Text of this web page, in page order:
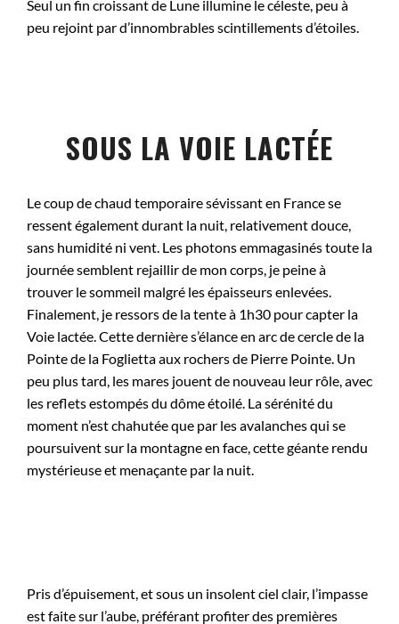
Seul un fin croissant de Lune illumine le céleste, peu à
peu rejoint par d’innombrables scintillements d’étoiles.
SOUS LA VOIE LACTÉE
Le coup de chaud temporaire sévissant en France se
ressent également durant la nuit, relativement douce,
sans humidité ni vent. Les photons emmagasinés toute la
journée semblent rejaillir de mon corps, je peine à
trouver le sommeil malgré les épaisseurs enlevées.
Finalement, je ressors de la tente à 1h30 pour capter la
Voie lactée. Cette dernière s’élance en arc de cercle de la
Pointe de la Foglietta aux rochers de Pierre Pointe. Un
peu plus tard, les mares jouent de nouveau leur rôle, avec
les reflets estompés du dôme étoilé. La sérénité du
moment n’est chahutée que par les avalanches qui se
poursuivent sur la montagne en face, cette géante rendu
mystérieuse et menaçante par la nuit.
Pris d’épuisement, et sous un insolent ciel clair, l’impasse
est faite sur l’aube, préférant profiter des premières